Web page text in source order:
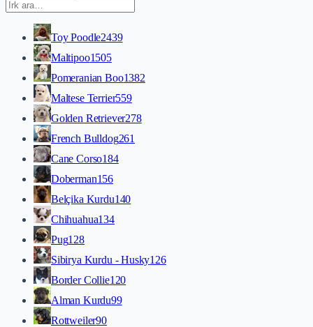
Toy Poodle2439
Maltipoo1505
Pomeranian Boo1382
Maltese Terrier559
Golden Retriever278
French Bulldog261
Cane Corso184
Doberman156
Belçika Kurdu140
Chihuahua134
Pug128
Sibirya Kurdu - Husky126
Border Collie120
Alman Kurdu99
Rottweiler90